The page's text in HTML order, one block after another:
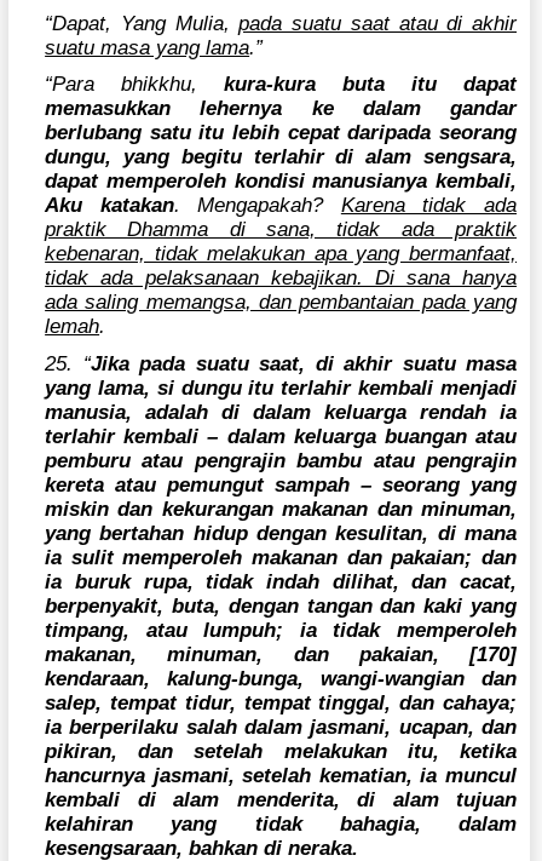
“Dapat, Yang Mulia,pada suatu saat atau di akhir
suatu masa yang lama.”
“Para bhikkhu,
kura-kura buta itu dapat
memasukkan lehernya ke dalam gandar
berlubang satu itu lebih cepat daripada seorang
dungu, yang begitu terlahir di alam sengsara,
dapat memperoleh kondisi manusianya kembali,
Aku katakan. Mengapakah? Karena tidak ada
praktik Dhamma di sana, tidak ada praktik
kebenaran, tidak melakukan apa yang bermanfaat,
tidak ada pelaksanaan kebajikan. Di sana hanya
ada saling memangsa, dan pembantaian pada yang
lemah.
25. “Jika pada suatu saat, di akhir suatu masa
yang lama, si dungu itu terlahir kembali menjadi
manusia, adalah di dalam keluarga rendah ia
terlahir kembali – dalam keluarga buangan atau
pemburu atau pengrajin bambu atau pengrajin
kereta atau pemungut sampah – seorang yang
miskin dan kekurangan makanan dan minuman,
yang bertahan hidup dengan kesulitan, di mana
ia sulit memperoleh makanan dan pakaian; dan
ia buruk rupa, tidak indah dilihat, dan cacat,
berpenyakit, buta, dengan tangan dan kaki yang
timpang, atau lumpuh; ia tidak memperoleh
makanan, minuman, dan pakaian, [170]
kendaraan, kalung-bunga, wangi-wangian dan
salep, tempat tidur, tempat tinggal, dan cahaya;
ia berperilaku salah dalam jasmani, ucapan, dan
pikiran, dan setelah melakukan itu, ketika
hancurnya jasmani, setelah kematian, ia muncul
kembali di alam menderita, di alam tujuan
kelahiran yang tidak bahagia, dalam
kesengsaraan, bahkan di neraka.